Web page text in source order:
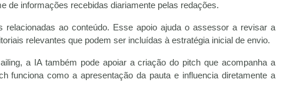
de informações recebidas diariamente pelas redações.
ao conteúdo. Esse apoio ajuda o assessor a revisar a
relevantes que podem ser incluídas à estratégia inicial de envio.
a IA também pode apoiar a criação do pitch que acompanha a
funciona como a apresentação da pauta e influencia diretamente a